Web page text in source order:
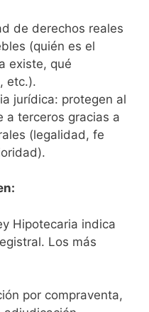
de derechos reales
(quién es el
existe, qué
etc.).
jurídica: protegen al
a terceros gracias a
(legalidad, fe
Hipotecaria indica
Los más
por compraventa,